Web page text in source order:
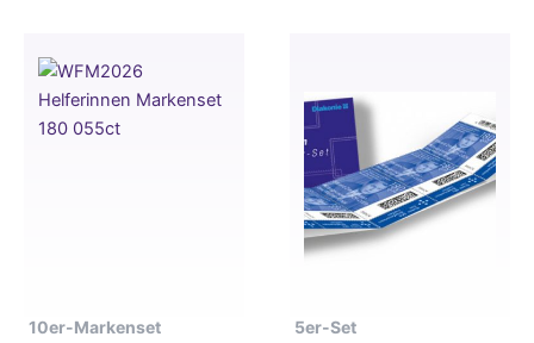
10er-Markenset 5er-Set